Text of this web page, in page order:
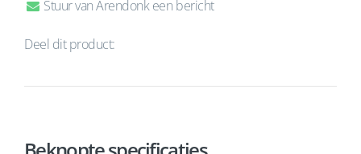
Stuur van Arendonk een bericht
Deel dit product: